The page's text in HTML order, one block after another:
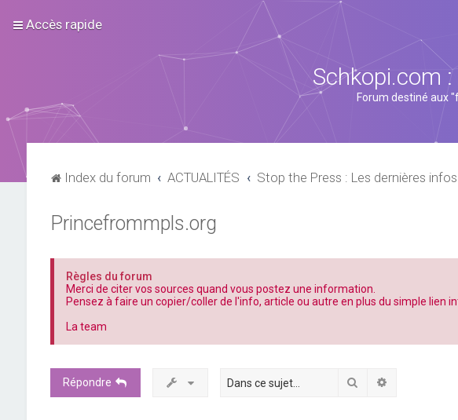
Accès rapide
Schkopi.com
Forum destiné aux
Index du forum ACTUALITÉS Stop the Press : Les dernières
Princefrommpls.org
Règles du forum
Merci de citer vos sources quand vous postez une information.
Pensez à faire un copier/coller de l'info, article ou autre en plus du simple lien
La team
Répondre Rechercher